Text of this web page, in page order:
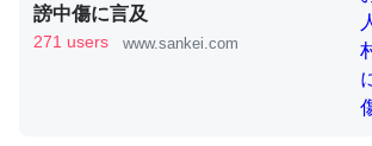
いのか」に関する新仮説
謗中傷に言及
271 users www.sankei.com